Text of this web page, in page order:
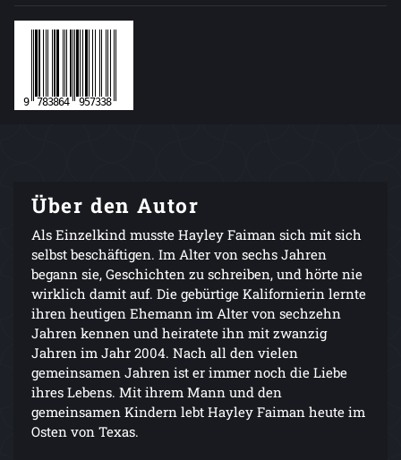
Über den Autor
Als Einzelkind musste Hayley Faiman sich mit sich
selbst beschäftigen. Im Alter von sechs Jahren
begann sie, Geschichten zu schreiben, und hörte nie
wirklich damit auf. Die gebürtige Kalifornierin lernte
ihren heutigen Ehemann im Alter von sechzehn
Jahren kennen und heiratete ihn mit zwanzig
Jahren im Jahr 2004. Nach all den vielen
gemeinsamen Jahren ist er immer noch die Liebe
ihres Lebens. Mit ihrem Mann und den
gemeinsamen Kindern lebt Hayley Faiman heute im
Osten von Texas.